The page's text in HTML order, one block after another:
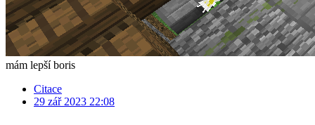
mám lepší boris
Citace
29 zář 2023 22:08